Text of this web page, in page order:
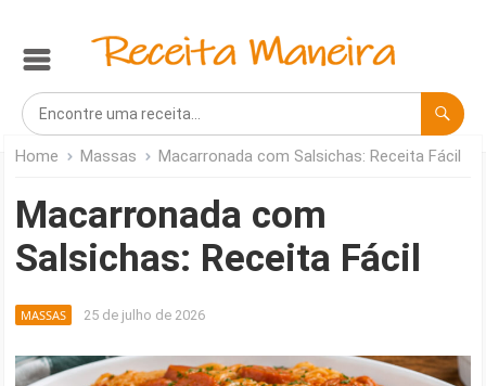
Home Massas Macarronada com Salsichas: Receita Fácil
Macarronada com
Salsichas: Receita Fácil
MASSAS 25 de julho de 2026